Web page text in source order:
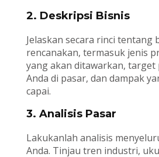
2. Deskripsi Bisnis
Jelaskan secara rinci tentang
rencanakan, termasuk jenis
yang akan ditawarkan, target
Anda di pasar, dan dampak
capai.
3. Analisis Pasar
Lakukanlah analisis
Anda. Tinjau tren industri,